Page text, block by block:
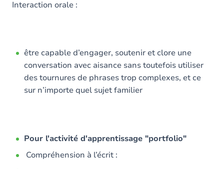
Interaction orale :
être capable d’engager, soutenir et clore une
conversation avec aisance sans toutefois utiliser
des tournures de phrases trop complexes, et ce
sur n’importe quel sujet familier
Pour l'activité d'apprentissage "portfolio"
Compréhension à l’écrit :